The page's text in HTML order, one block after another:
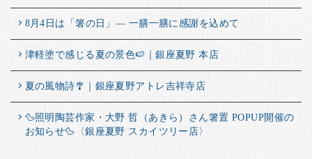
8月4日は「箸の日」― 一膳一膳に感謝を込めて
津軽塗で感じる夏の景色🍉｜銀座夏野 本店
夏の風物詩🎐｜銀座夏野アトレ吉祥寺店
🦆照明陶芸作家・大野 哲（あきら）さん箸置 POPUP開催の
お知らせ🦆〈銀座夏野 スカイツリー店〉